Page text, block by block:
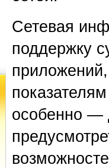
Сетевая
поддержку
особенно —